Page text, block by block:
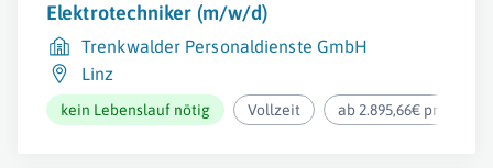
Elektrotechniker (m/w/d)
Trenkwalder Personaldienste GmbH
Linz
kein Lebenslauf nötig Vollzeit ab 2.895,66€ pro